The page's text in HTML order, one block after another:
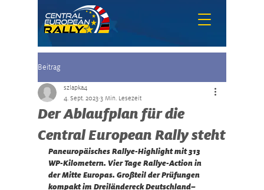
Beitrag
Der Ablaufplan für die
Central European Rally steht
szlapka4
4. Sept. 2023 3 Min. Lesezeit
Paneuropäisches Rallye-Highlight mit 313
WP-Kilometern. Vier Tage Rallye-Action in
der Mitte Europas. Großteil der Prüfungen
kompakt im Dreiländereck Deutschland–